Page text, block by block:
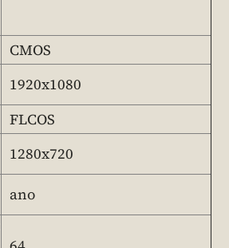
CMOS
1920x1080
FLCOS
1280x720
ano